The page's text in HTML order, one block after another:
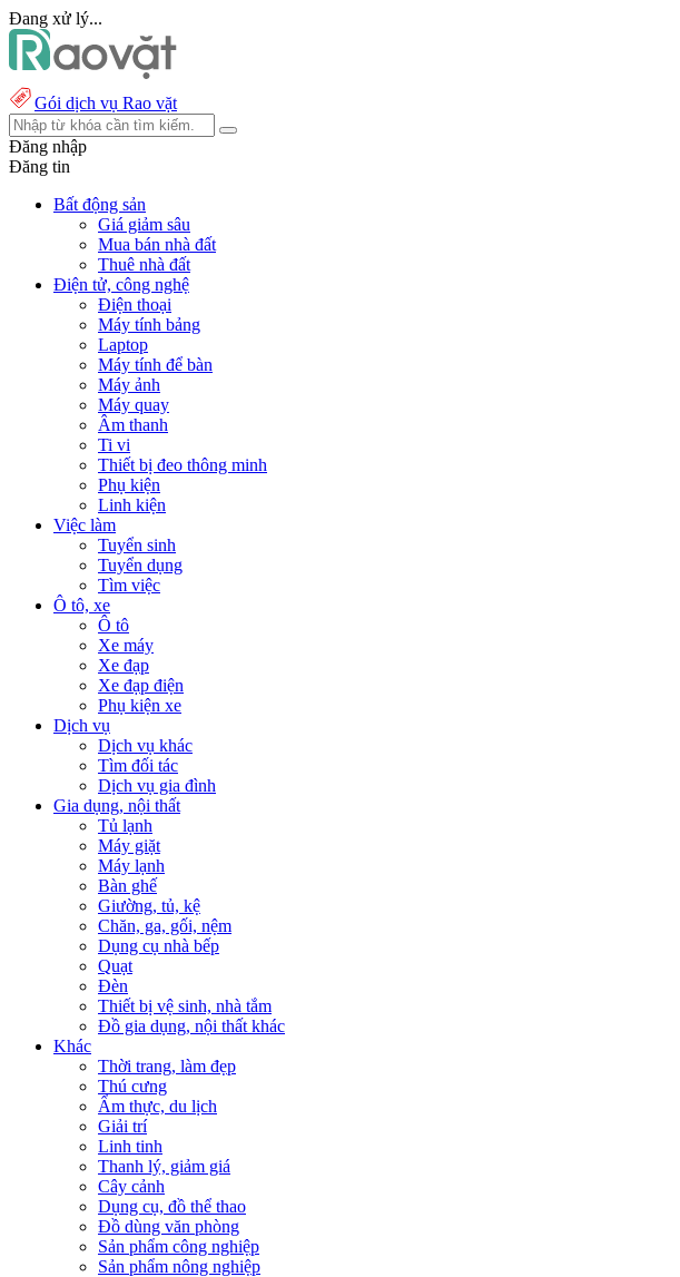
Đang xử lý...
Gói dịch vụ Rao vặt
Đăng nhập
Đăng tin
Bất động sản
Giá giảm sâu
Mua bán nhà đất
Thuê nhà đất
Điện tử, công nghệ
Điện thoại
Máy tính bảng
Laptop
Máy tính để bàn
Máy ảnh
Máy quay
Âm thanh
Ti vi
Thiết bị đeo thông minh
Phụ kiện
Linh kiện
Việc làm
Tuyển sinh
Tuyển dụng
Tìm việc
Ô tô, xe
Ô tô
Xe máy
Xe đạp
Xe đạp điện
Phụ kiện xe
Dịch vụ
Dịch vụ khác
Tìm đối tác
Dịch vụ gia đình
Gia dụng, nội thất
Tủ lạnh
Máy giặt
Máy lạnh
Bàn ghế
Giường, tủ, kệ
Chăn, ga, gối, nệm
Dụng cụ nhà bếp
Quạt
Đèn
Thiết bị vệ sinh, nhà tắm
Đồ gia dụng, nội thất khác
Khác
Thời trang, làm đẹp
Thú cưng
Ẩm thực, du lịch
Giải trí
Linh tinh
Thanh lý, giảm giá
Cây cảnh
Dụng cụ, đồ thể thao
Đồ dùng văn phòng
Sản phẩm công nghiệp
Sản phẩm nông nghiệp